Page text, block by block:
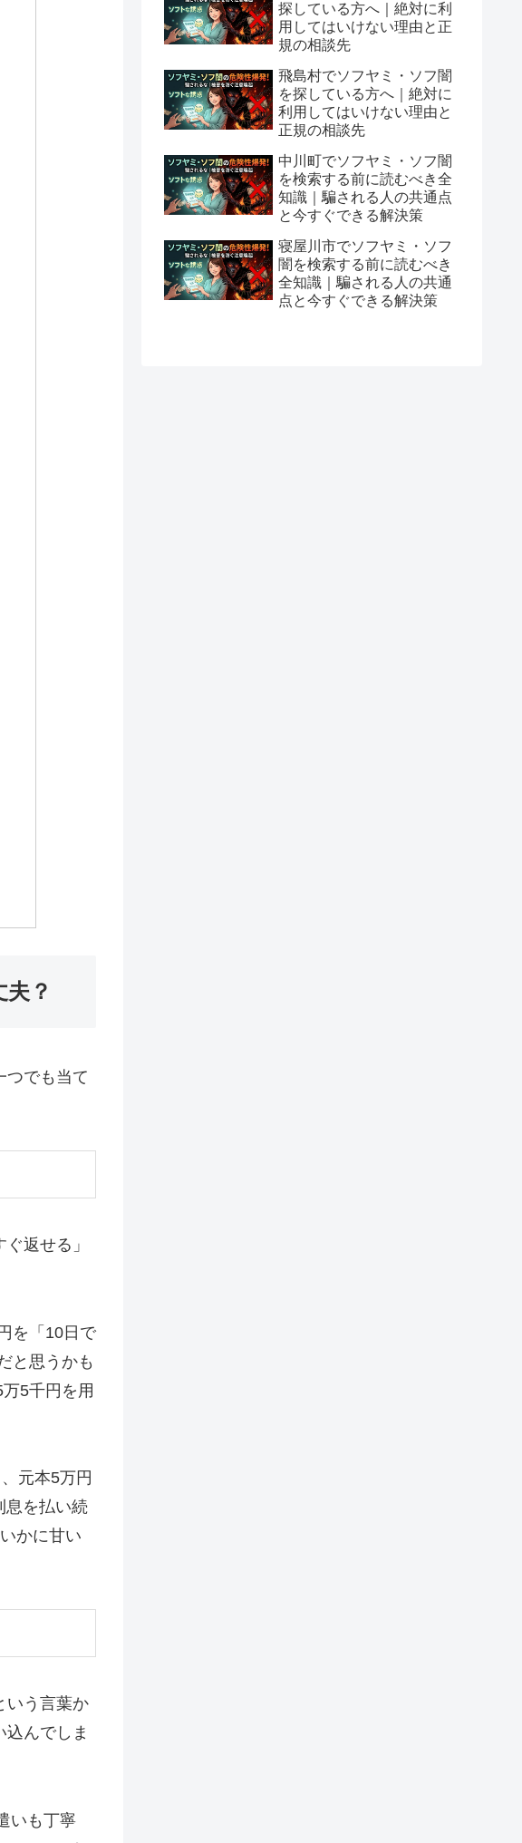
？
つでも当て
返せる」
を「10日で
と思うかも
5千円を用
元本5万円
息を払い続
かに甘い
いう言葉か
んでしま
いも丁寧
探している方へ｜絶対に利
用してはいけない理由と正
規の相談先
飛島村でソフヤミ・ソフ闇
を探している方へ｜絶対に
利用してはいけない理由と
正規の相談先
中川町でソフヤミ・ソフ闇
を検索する前に読むべき全
知識｜騙される人の共通点
と今すぐできる解決策
寝屋川市でソフヤミ・ソフ
闇を検索する前に読むべき
全知識｜騙される人の共通
点と今すぐできる解決策